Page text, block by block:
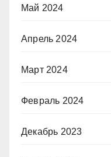
Май 2024
Апрель 2024
Март 2024
Февраль 2024
Декабрь 2023